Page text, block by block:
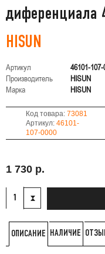
диференциала
HISUN
Артикул
46101-107-
Производитель
HISUN
Марка
HISUN
Код товара: 73081
Артикул: 46101-
107-0000
1 730 р.
ОПИСАНИЕ НАЛИЧИЕ